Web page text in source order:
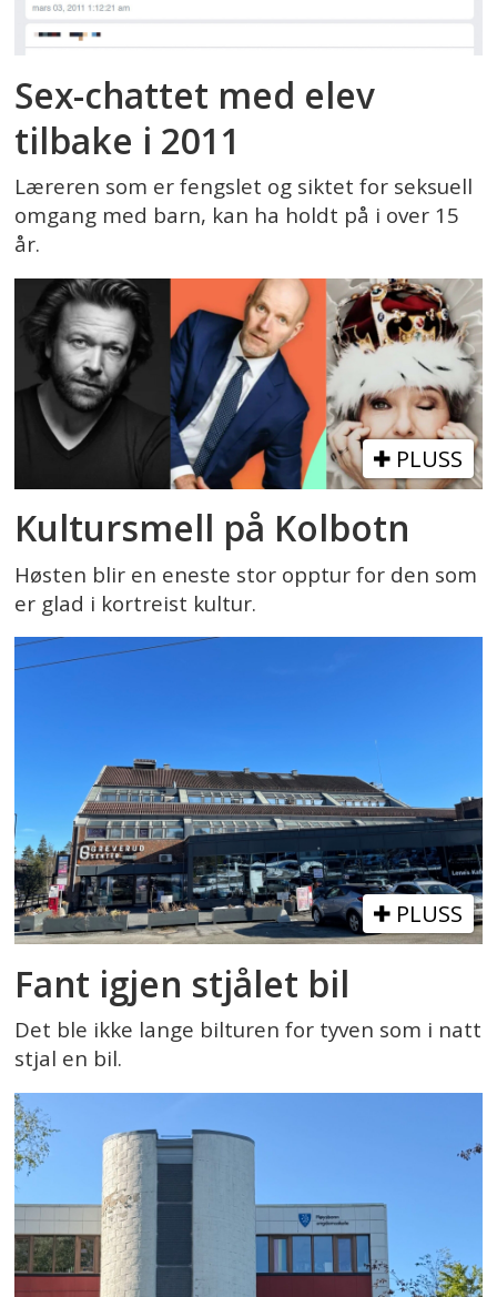
Sex-chattet med elev
tilbake i 2011
Læreren som er fengslet og siktet for seksuell
omgang med barn, kan ha holdt på i over 15
år.
PLUSS
Kultursmell på Kolbotn
Høsten blir en eneste stor opptur for den som
er glad i kortreist kultur.
PLUSS
Fant igjen stjålet bil
Det ble ikke lange bilturen for tyven som i natt
stjal en bil.